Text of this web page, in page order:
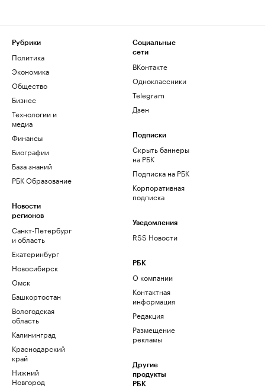
Рубрики
Политика
Экономика
Общество
Бизнес
Технологии и
медиа
Финансы
Биографии
База знаний
РБК Образование
Новости
регионов
Санкт-Петербург
и область
Екатеринбург
Новосибирск
Омск
Башкортостан
Вологодская
область
Калининград
Краснодарский
край
Нижний
Новгород
Социальные
сети
ВКонтакте
Одноклассники
Telegram
Дзен
Подписки
Скрыть баннеры
на РБК
Подписка на РБК
Корпоративная
подписка
Уведомления
RSS Новости
РБК
О компании
Контактная
информация
Редакция
Размещение
рекламы
Другие
продукты
РБК